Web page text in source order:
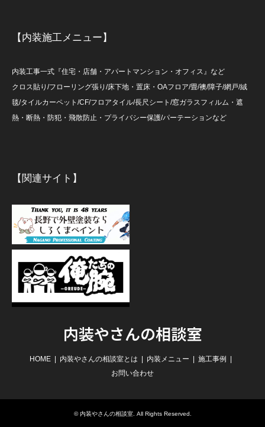
【内装施工メニュー】
内装工事一式『住宅・店舗・アパートマンション・オフィス』など
クロス貼り/フローリング張り/床下地・置床・OAフロア/畳/襖/障子/網戸/絨
毯/タイルカーペット/CF/フロアタイル/長尺シート/窓ガラスフィルム・遮
熱・断熱・防犯・飛散防止・プライバシー保護/パーテーションなど
【関連サイト】
内装やさんの相談室
HOME 内装やさんの相談室とは 内装メニュー
施工事例
お問い合わせ
©内装やさんの相談室. All Rights Reserved.